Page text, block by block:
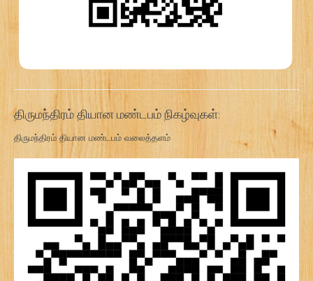
திருமந்திரம் தியான மண்டபம் நிகழ்வுகள்:
திருமந்திரம் தியான மண்டபம் வலைத்தளம்